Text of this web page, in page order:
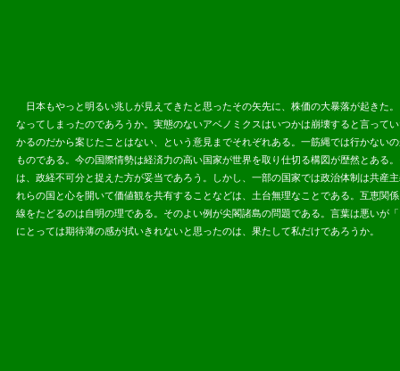
日本もやっと明るい兆しが見えてきたと思ったその矢先に、株価の大暴落が起きた
なってしまったのであろうか。実態のないアベノミクスはいつかは崩壊すると言って
かるのだから案じたことはない、という意見までそれぞれある。一筋縄では行かない
ものである。今の国際情勢は経済力の高い国家が世界を取り仕切る構図が歴然とあ
は、政経不可分と捉えた方が妥当であろう。しかし、一部の国家では政治体制は共産
れらの国と心を開いて価値観を共有することなどは、土台無理なことである。互恵関
線をたどるのは自明の理である。そのよい例が尖閣諸島の問題である。言葉は悪いが
にとっては期待薄の感が拭いきれないと思ったのは、果たして私だけであろうか。